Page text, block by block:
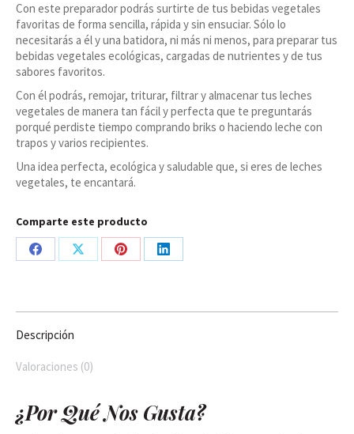
Con este preparador podrás surtirte de tus bebidas vegetales
favoritas de forma sencilla, rápida y sin ensuciar. Sólo lo
necesitarás a él y una batidora, ni más ni menos, para preparar tus
bebidas vegetales ecológicas, cargadas de nutrientes y de tus
sabores favoritos.
Con él podrás, remojar, triturar, filtrar y almacenar tus leches
vegetales de manera tan fácil y perfecta que te preguntarás
porqué perdiste tiempo comprando briks o haciendo leche con
trapos y varios recipientes.
Una idea perfecta, ecológica y saludable que, si eres de leches
vegetales, te encantará.
Comparte este producto
Share
Share
Share
Share
Descripción
Valoraciones (0)
¿Por Qué Nos Gusta?